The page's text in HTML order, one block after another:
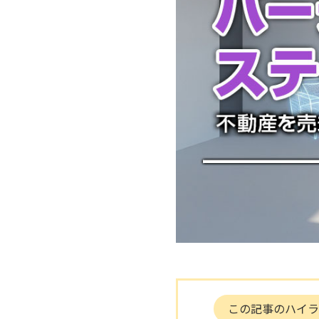
この記事のハイ